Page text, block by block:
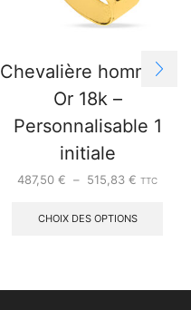
Chevalière homme –
Or 18k –
Personnalisable 1
initiale
487,50 € – 515,83 € TTC
CHOIX DES OPTIONS